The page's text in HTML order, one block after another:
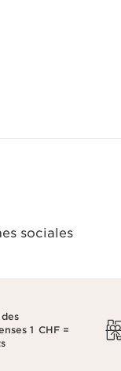
sociales
1 CHF =